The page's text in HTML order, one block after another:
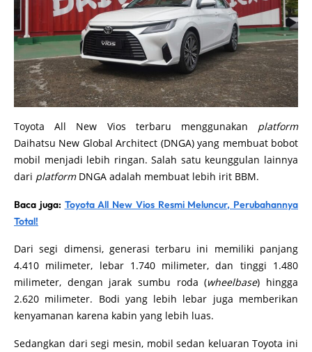
Toyota All New Vios terbaru menggunakan platform
Daihatsu New Global Architect (DNGA) yang membuat bobot
mobil menjadi lebih ringan. Salah satu keunggulan lainnya
dari platform DNGA adalah membuat lebih irit BBM.
Baca juga: Toyota All New Vios Resmi Meluncur, Perubahannya
Total!
Dari segi dimensi, generasi terbaru ini memiliki panjang
4.410 milimeter, lebar 1.740 milimeter, dan tinggi 1.480
milimeter, dengan jarak sumbu roda (wheelbase) hingga
2.620 milimeter. Bodi yang lebih lebar juga memberikan
kenyamanan karena kabin yang lebih luas.
Sedangkan dari segi mesin, mobil sedan keluaran Toyota ini